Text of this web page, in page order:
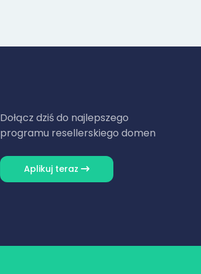
Dołącz dziś do najlepszego
programu resellerskiego domen
Aplikuj teraz